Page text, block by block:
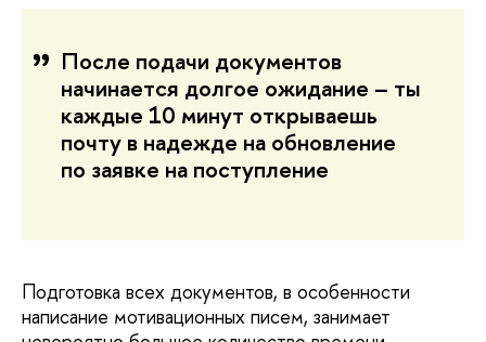
После подачи документов
начинается долгое ожидание – ты
каждые 10 минут открываешь
почту в надежде на обновление
по заявке на поступление
Подготовка всех документов, в особенности
написание мотивационных писем, занимает